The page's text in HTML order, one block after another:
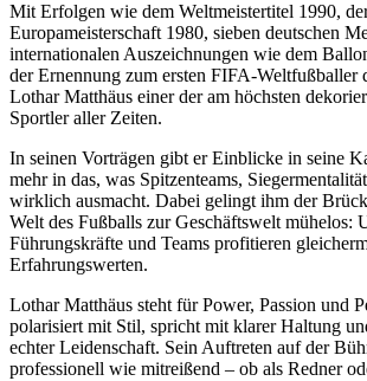
Mit Erfolgen wie dem Weltmeistertitel 1990,
Europameisterschaft 1980, sieben deutschen
internationalen Auszeichnungen wie dem
der Ernennung zum ersten FIFA-Weltfußballer
Lothar Matthäus einer der am höchsten
Sportler aller Zeiten.
In seinen Vorträgen gibt er Einblicke in seine
mehr in das, was Spitzenteams,
wirklich ausmacht. Dabei gelingt ihm der
Welt des Fußballs zur Geschäftswelt mühelos:
Führungskräfte und Teams profitieren
Erfahrungswerten.
Lothar Matthäus steht für Power, Passion und
polarisiert mit Stil, spricht mit klarer Haltung
echter Leidenschaft. Sein Auftreten auf der
professionell wie mitreißend – ob als Redner